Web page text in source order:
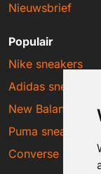
Nieuwsbrief
Populair
Nike sneakers
Adidas sneakers
New Balance
Puma sneakers
Converse